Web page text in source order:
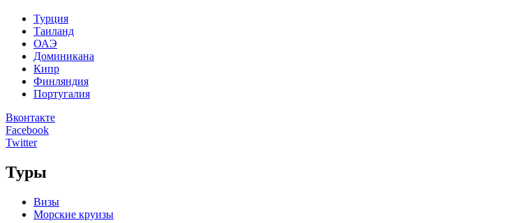
Турция
Таиланд
ОАЭ
Доминикана
Кипр
Финляндия
Португалия
Вконтакте
Facebook
Twitter
Туры
Визы
Морские круизы